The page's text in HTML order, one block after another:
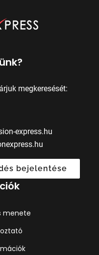
megkeresését:
express.hu
bejelentése
menete